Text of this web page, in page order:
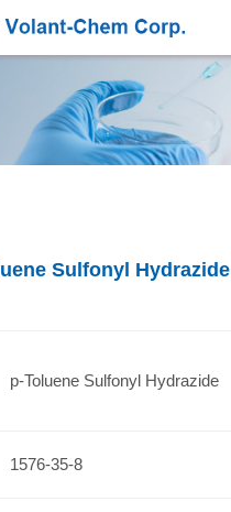
Sulfonyl Hydrazide
p-Toluene Sulfonyl Hydrazide
1576-35-8